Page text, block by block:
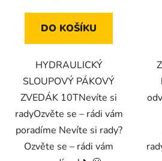
hvězdiček.
DO KOŠÍKU
HYDRAULICKÝ
SLOUPOVÝ PÁKOVÝ
ZVEDÁK 10TNevíte si
radyOzvěte se – rádi vám
poradíme Nevíte si rady?
Ozvěte se – rádi vám